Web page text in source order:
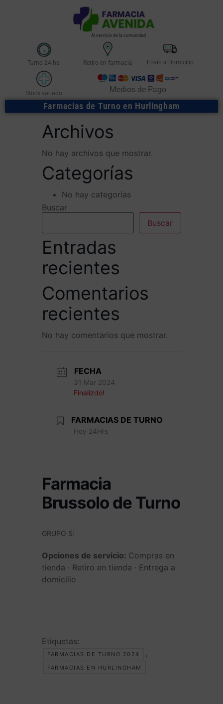
Al servicio de la comunidad
Turno 24 hs. Retiro en farmacia Envío a Domicilio
Stock variado Medios de Pago
Farmacias de Turno en Hurlingham
Archivos
No hay archivos que mostrar.
Categorías
No hay categorías
Buscar
Buscar
Entradas
recientes
Comentarios
recientes
No hay comentarios que mostrar.
FECHA
31 Mar 2024
Finalizdo!
FARMACIAS DE TURNO
Hoy 24Hrs
Farmacia
Brussolo de Turno
GRUPO S:
Opciones de servicio: Compras en
tienda · Retiro en tienda · Entrega a
domicilio
Etiquetas:
FARMACIAS DE TURNO 2024 ,
FARMACIAS EN HURLINGHAM